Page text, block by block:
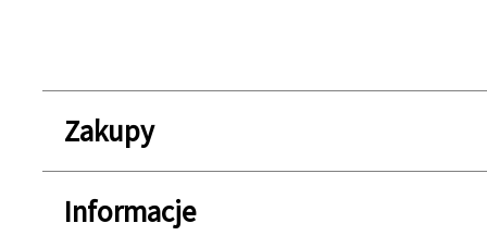
Zakupy
Informacje